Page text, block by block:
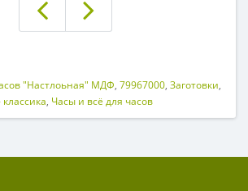
"Настлоьная" МДФ, 79967000, Заготовки,
, Часы и всё для часов